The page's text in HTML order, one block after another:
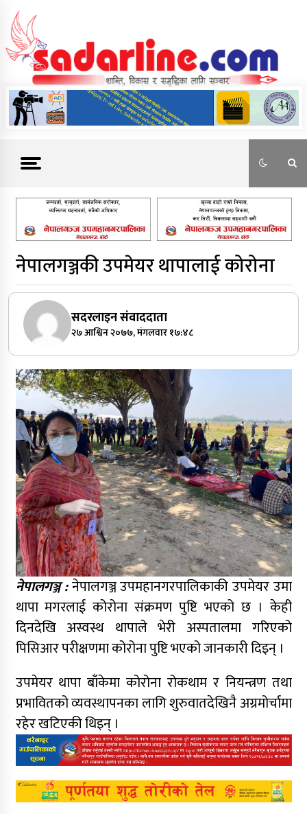
content
News For Nepal
नेपालगञ्जकी उपमेयर थापालाई कोरोना
सदरलाइन संवाददाता
२७ आश्विन २०७७, मंगलवार १७:४८
नेपालगञ्ज :नेपालगञ्ज उपमहानगरपालिकाकी उपमेयर उमा
थापा मगरलाई कोरोना संक्रमण पुष्टि भएको छ । केही
दिनदेखि अस्वस्थ थापाले भेरी अस्पतालमा गरिएको
पिसिआर परीक्षणमा कोरोना पुष्टि भएको जानकारी दिइन् ।
उपमेयर थापा बाँकेमा कोरोना रोकथाम र नियन्त्रण तथा
प्रभावितको व्यवस्थापनका लागि शुरुवातदेखिनै अग्रमोर्चामा
रहेर खटिएकी थिइन् ।